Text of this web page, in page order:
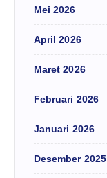
Mei 2026
April 2026
Maret 2026
Februari 2026
Januari 2026
Desember 2025